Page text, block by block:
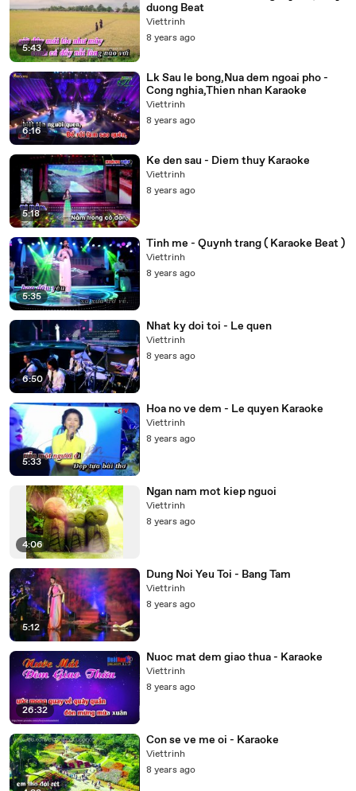
5:43
duong Beat
Viettrinh
8 years ago
6:16
Lk Sau le bong,Nua dem ngoai pho -
Cong nghia,Thien nhan Karaoke
Viettrinh
8 years ago
5:18
Ke den sau - Diem thuy Karaoke
Viettrinh
8 years ago
5:35
Tinh me - Quynh trang ( Karaoke Beat )
Viettrinh
8 years ago
6:50
Nhat ky doi toi - Le quen
Viettrinh
8 years ago
5:33
Hoa no ve dem - Le quyen Karaoke
Viettrinh
8 years ago
4:06
Ngan nam mot kiep nguoi
Viettrinh
8 years ago
5:12
Dung Noi Yeu Toi - Bang Tam
Viettrinh
8 years ago
26:32
Nuoc mat dem giao thua - Karaoke
Viettrinh
8 years ago
Con se ve me oi - Karaoke
Viettrinh
8 years ago